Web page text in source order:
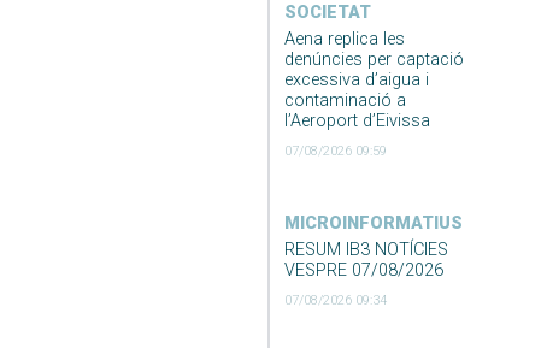
SOCIETAT
Aena replica les
denúncies per captació
excessiva d’aigua i
contaminació a
l’Aeroport d’Eivissa
07/08/2026 09:59
MICROINFORMATIUS
RESUM IB3 NOTÍCIES
VESPRE 07/08/2026
07/08/2026 09:34